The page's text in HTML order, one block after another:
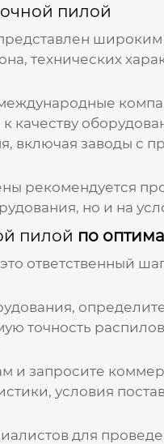
пилой
технических
качеству
включая заводы с
рекомендуется
но и на
пилой по
ответственный
точность
и запросите
условия
для